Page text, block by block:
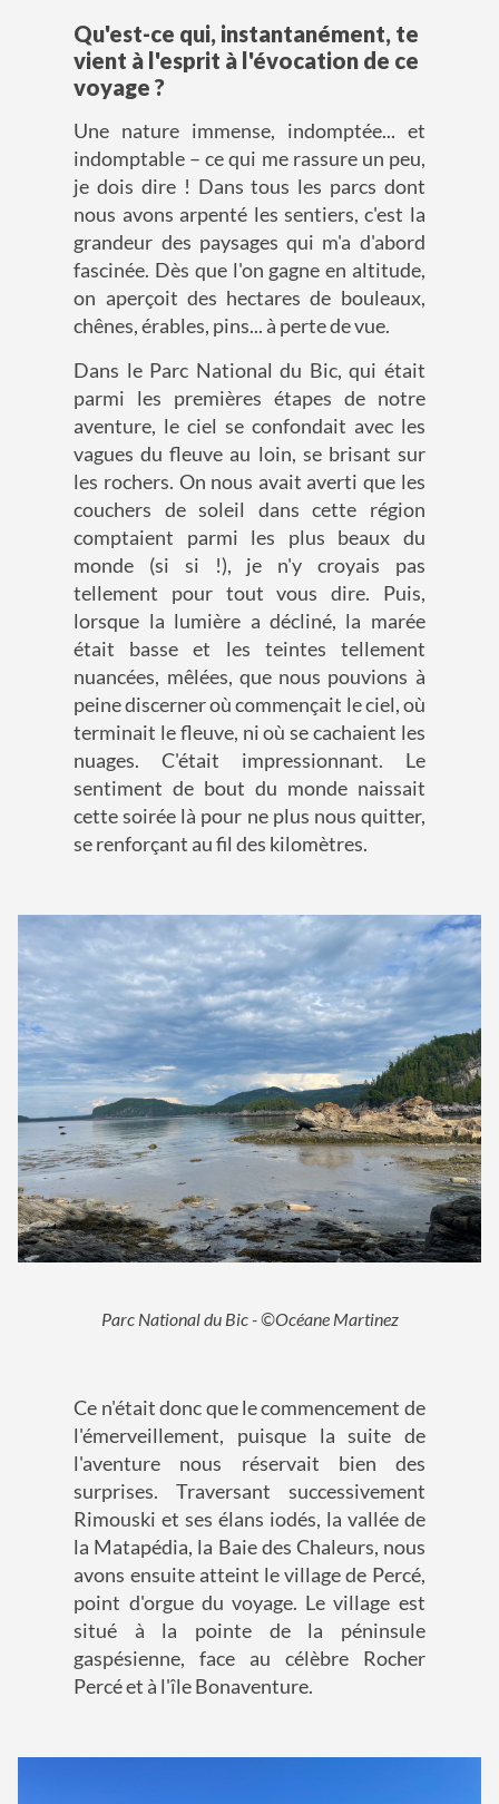
Qu'est-ce qui, instantanément, te
vient à l'esprit à l'évocation de ce
voyage ?
Une nature immense, indomptée... et
indomptable – ce qui me rassure un peu,
je dois dire ! Dans tous les parcs dont
nous avons arpenté les sentiers, c'est la
grandeur des paysages qui m'a d'abord
fascinée. Dès que l'on gagne en altitude,
on aperçoit des hectares de bouleaux,
chênes, érables, pins... à perte de vue.
Dans le Parc National du Bic, qui était
parmi les premières étapes de notre
aventure, le ciel se confondait avec les
vagues du fleuve au loin, se brisant sur
les rochers. On nous avait averti que les
couchers de soleil dans cette région
comptaient parmi les plus beaux du
monde (si si !), je n'y croyais pas
tellement pour tout vous dire. Puis,
lorsque la lumière a décliné, la marée
était basse et les teintes tellement
nuancées, mêlées, que nous pouvions à
peine discerner où commençait le ciel, où
terminait le fleuve, ni où se cachaient les
nuages. C'était impressionnant. Le
sentiment de bout du monde naissait
cette soirée là pour ne plus nous quitter,
se renforçant au fil des kilomètres.
Parc National du Bic - ©Océane Martinez
Ce n'était donc que le commencement de
l'émerveillement, puisque la suite de
l'aventure nous réservait bien des
surprises. Traversant successivement
Rimouski et ses élans iodés, la vallée de
la Matapédia, la Baie des Chaleurs, nous
avons ensuite atteint le village de Percé,
point d'orgue du voyage. Le village est
situé à la pointe de la péninsule
gaspésienne, face au célèbre Rocher
Percé et à l'île Bonaventure.